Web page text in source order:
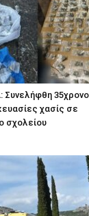
Συνελήφθη
χασίς σε
σχολείου